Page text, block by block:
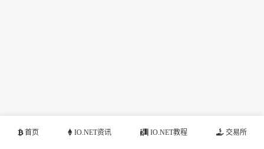
首页 IO.NET资讯 IO.NET教程 交易所